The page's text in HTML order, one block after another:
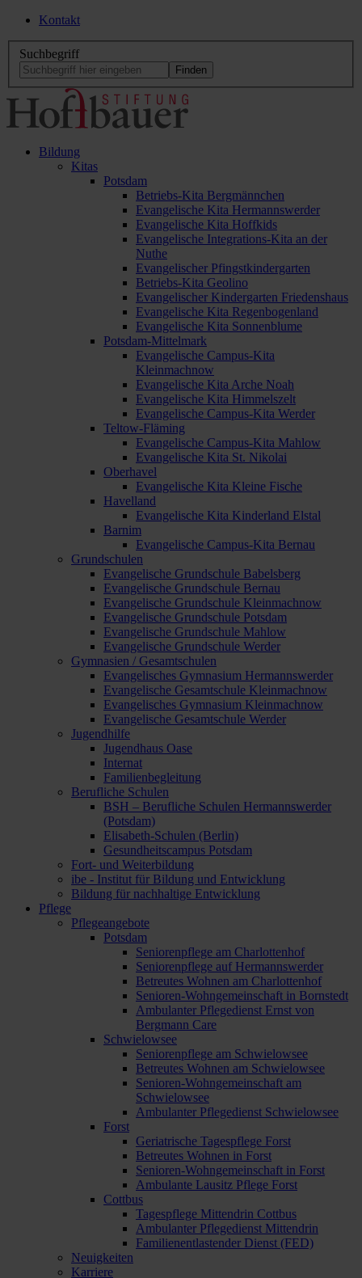
Kontakt
Suchbegriff
Bildung
Kitas
Potsdam
Betriebs-Kita Bergmännchen
Evangelische Kita Hermannswerder
Evangelische Kita Hoffkids
Evangelische Integrations-Kita an der
Nuthe
Evangelischer Pfingstkindergarten
Betriebs-Kita Geolino
Evangelischer Kindergarten Friedenshaus
Evangelische Kita Regenbogenland
Evangelische Kita Sonnenblume
Potsdam-Mittelmark
Evangelische Campus-Kita
Kleinmachnow
Evangelische Kita Arche Noah
Evangelische Kita Himmelszelt
Evangelische Campus-Kita Werder
Teltow-Fläming
Evangelische Campus-Kita Mahlow
Evangelische Kita St. Nikolai
Oberhavel
Evangelische Kita Kleine Fische
Havelland
Evangelische Kita Kinderland Elstal
Barnim
Evangelische Campus-Kita Bernau
Grundschulen
Evangelische Grundschule Babelsberg
Evangelische Grundschule Bernau
Evangelische Grundschule Kleinmachnow
Evangelische Grundschule Potsdam
Evangelische Grundschule Mahlow
Evangelische Grundschule Werder
Gymnasien / Gesamtschulen
Evangelisches Gymnasium Hermannswerder
Evangelische Gesamtschule Kleinmachnow
Evangelisches Gymnasium Kleinmachnow
Evangelische Gesamtschule Werder
Jugendhilfe
Jugendhaus Oase
Internat
Familienbegleitung
Berufliche Schulen
BSH – Berufliche Schulen Hermannswerder
(Potsdam)
Elisabeth-Schulen (Berlin)
Gesundheitscampus Potsdam
Fort- und Weiterbildung
ibe - Institut für Bildung und Entwicklung
Bildung für nachhaltige Entwicklung
Pflege
Pflegeangebote
Potsdam
Seniorenpflege am Charlottenhof
Seniorenpflege auf Hermannswerder
Betreutes Wohnen am Charlottenhof
Senioren-Wohngemeinschaft in Bornstedt
Ambulanter Pflegedienst Ernst von
Bergmann Care
Schwielowsee
Seniorenpflege am Schwielowsee
Betreutes Wohnen am Schwielowsee
Senioren-Wohngemeinschaft am
Schwielowsee
Ambulanter Pflegedienst Schwielowsee
Forst
Geriatrische Tagespflege Forst
Betreutes Wohnen in Forst
Senioren-Wohngemeinschaft in Forst
Ambulante Lausitz Pflege Forst
Cottbus
Tagespflege Mittendrin Cottbus
Ambulanter Pflegedienst Mittendrin
Familienentlastender Dienst (FED)
Neuigkeiten
Karriere